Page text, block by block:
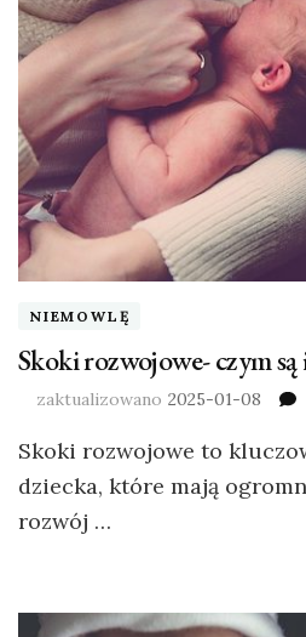
NIEMOWLĘ
Skoki rozwojowe- czym
zaktualizowano 2025-01-08
Skoki rozwojowe to
dziecka, które mają
rozwój …